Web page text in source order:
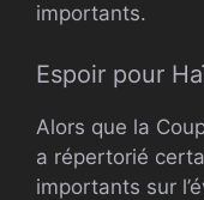
importants.
Espoir pour
Alors que la
a répertorié
importants sur